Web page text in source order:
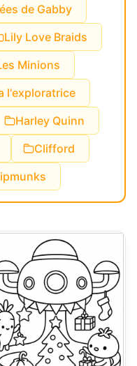
de Gabby
Lily Love Braids
Minions
l'exploratrice
Harley Quinn
Clifford